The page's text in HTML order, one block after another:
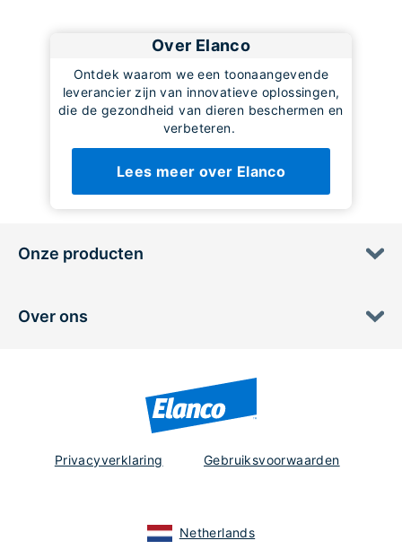
Over Elanco
Ontdek waarom we een toonaangevende
leverancier zijn van innovatieve oplossingen,
die de gezondheid van dieren beschermen en
verbeteren.
Lees meer over Elanco
Onze producten
Over ons
Privacyverklaring Gebruiksvoorwaarden
Netherlands